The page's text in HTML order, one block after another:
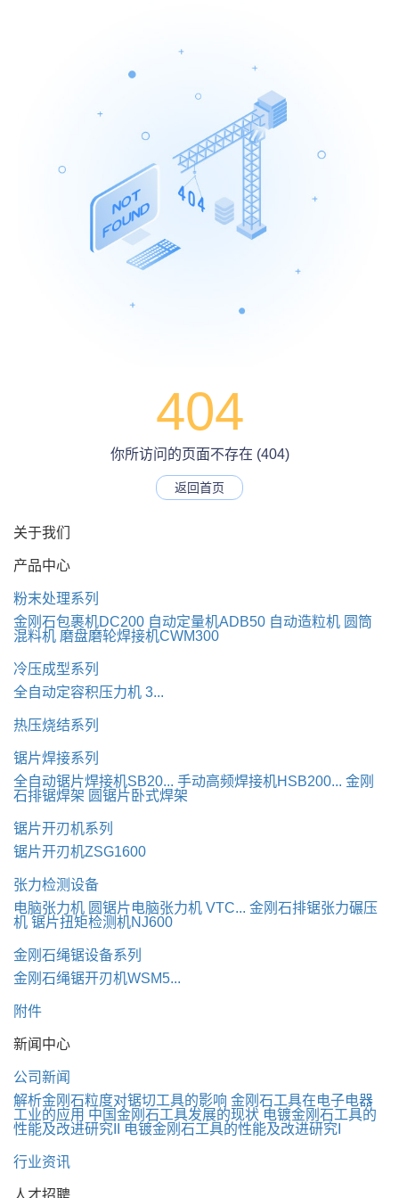
404
你所访问的页面不存在 (404)
返回首页
关于我们
产品中心
粉末处理系列
金刚石包裹机DC200 自动定量机ADB50 自动造粒机 圆筒
混料机 磨盘磨轮焊接机CWM300
冷压成型系列
全自动定容积压力机 3...
热压烧结系列
锯片焊接系列
全自动锯片焊接机SB20... 手动高频焊接机HSB200... 金刚
石排锯焊架 圆锯片卧式焊架
锯片开刃机系列
锯片开刃机ZSG1600
张力检测设备
电脑张力机 圆锯片电脑张力机 VTC... 金刚石排锯张力碾压
机 锯片扭矩检测机NJ600
金刚石绳锯设备系列
金刚石绳锯开刃机WSM5...
附件
新闻中心
公司新闻
解析金刚石粒度对锯切工具的影响 金刚石工具在电子电器
工业的应用 中国金刚石工具发展的现状 电镀金刚石工具的
性能及改进研究II
电镀金刚石工具的性能及改进研究I
行业资讯